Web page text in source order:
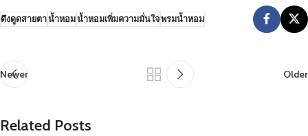
ดึงดูดสายตาน้ำหอมน้ำหอมเพิ่มความมั่นใจพรมน้ำหอม
Newer Older
Related Posts